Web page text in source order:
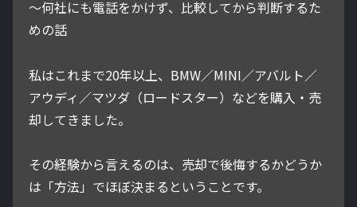
～何社にも電話をかけず、比較してから判断するた
めの話
私はこれまで20年以上、BMW／MINI／アバルト／
アウディ／マツダ（ロードスター）などを購入・売
却してきました。
その経験から言えるのは、売却で後悔するかどうか
は「方法」でほぼ決まるということです。